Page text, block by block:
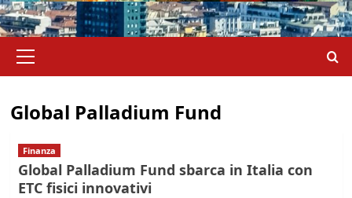
principale
Global Palladium Fund
Finanza
Global Palladium Fund sbarca in Italia con
ETC fisici innovativi